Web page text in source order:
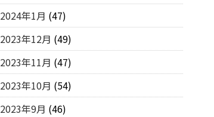
2024年1月 (47)
2023年12月 (49)
2023年11月 (47)
2023年10月 (54)
2023年9月 (46)